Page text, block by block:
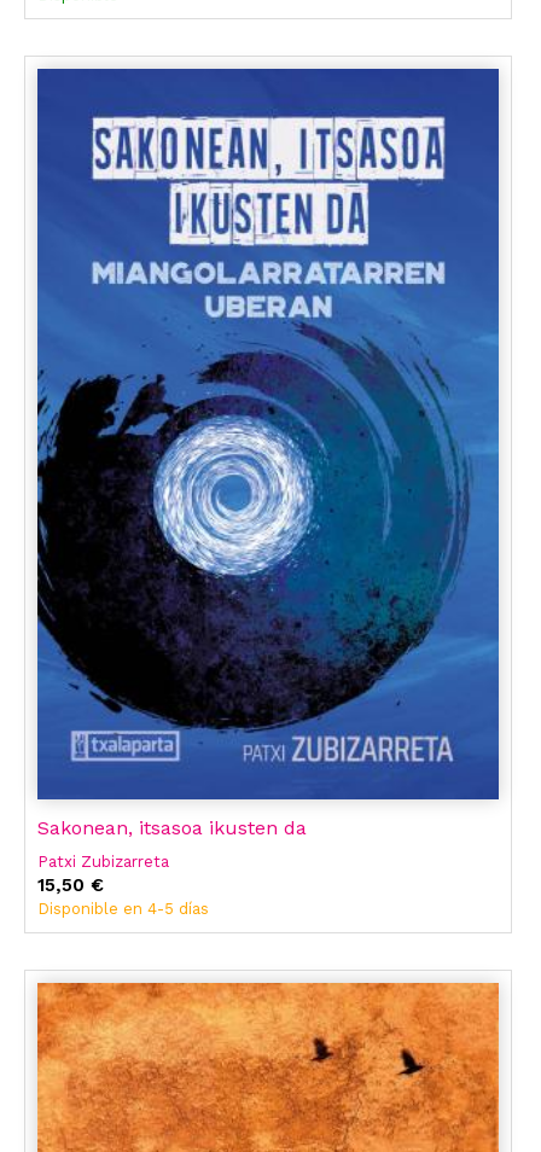
Patxi Zubizarreta
Sakonean, itsasoa ikusten da
Patxi Zubizarreta
15,50 €
Disponible en 4-5 días